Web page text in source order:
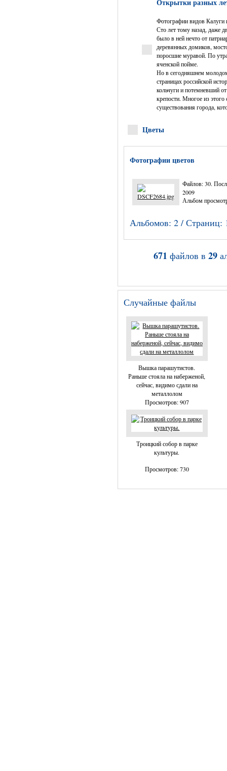
Открытки разных
Фотографии видов Калуги
Сто лет тому назад, даже
было в ней нечто от
деревянных домиков,
поросшие муравой. По
яченской пойме.
Но в сегодняшнем молодом
страницах российской
кольчуги и потемневший
крепости. Многое из
существования города,
Цветы
Фотографии цветов
Файлов: 30.
2009
Альбом
Альбомов: 2 / Страниц:
671 файлов в29
Случайные файлы
Вышка парашутистов.
Раньше стояла на наберженой,
сейчас, видимо сдали на
металлолом
Просмотров: 907
Троицкий собор в парке
культуры.
Просмотров: 730